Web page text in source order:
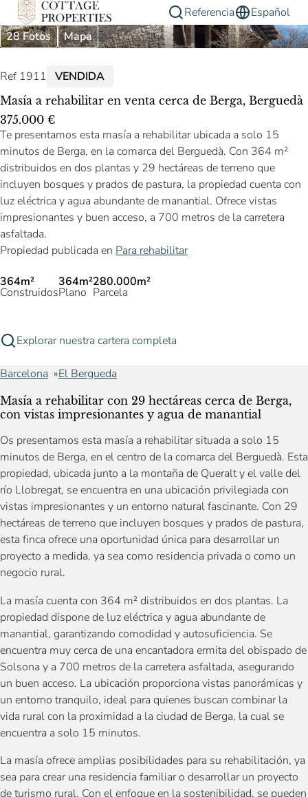
Referencia
Español
28 Fotos
Mapa
Ref 1911 VENDIDA
Masía a rehabilitar en venta cerca de Berga, Berguedà
375.000 €
Te presentamos esta masía a rehabilitar ubicada a solo 15
minutos de Berga, en la comarca del Berguedà. Con 364 m²
distribuidos en dos plantas y 29 hectáreas de terreno que
incluyen bosques y prados de pastura, la propiedad cuenta con
luz eléctrica y agua abundante de manantial. Ofrece vistas
impresionantes y buen acceso, a 700 metros de la carretera
asfaltada.
Propiedad publicada en Para rehabilitar
364m²
Construidos
364m²
Plano
280.000m²
Parcela
Explorar nuestra cartera completa
Barcelona El Bergueda
Masía a rehabilitar con 29 hectáreas cerca de Berga,
con vistas impresionantes y agua de manantial
Os presentamos esta masía a rehabilitar situada a solo 15
minutos de Berga, en el centro de la comarca del Berguedà. Esta
propiedad, ubicada junto a la montaña de Queralt y el valle del
río Llobregat, se encuentra en una ubicación privilegiada con
vistas impresionantes y un entorno natural fascinante. Con 29
hectáreas de terreno que incluyen bosques y prados de pastura,
esta finca ofrece una oportunidad única para desarrollar un
proyecto a medida, ya sea como residencia privada o como un
negocio rural.
La masía cuenta con 364 m² distribuidos en dos plantas. La
propiedad dispone de luz eléctrica y agua abundante de
manantial, garantizando comodidad y autosuficiencia. Se
encuentra muy cerca de una encantadora ermita del obispado de
Solsona y a 700 metros de la carretera asfaltada, asegurando
un buen acceso. La ubicación proporciona vistas panorámicas y
un entorno tranquilo, ideal para quienes buscan combinar la
vida rural con la proximidad a la ciudad de Berga, la cual se
encuentra a solo 15 minutos.
La masía ofrece amplias posibilidades para su rehabilitación, ya
sea para crear una residencia familiar o desarrollar un proyecto
de turismo rural. Con el enfoque en la sostenibilidad, se pueden